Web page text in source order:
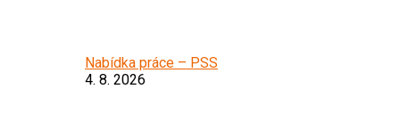
Nabídka práce – PSS
4. 8. 2026